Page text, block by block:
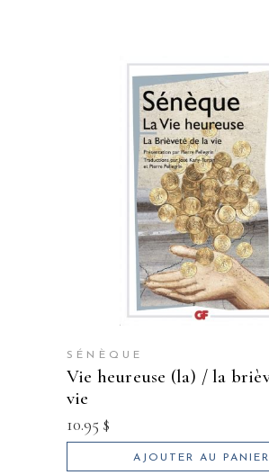
SÉNÈQUE
vie heureuse (la) / la brièveté de la
vie
10.95 $
AJOUTER AU PANIER